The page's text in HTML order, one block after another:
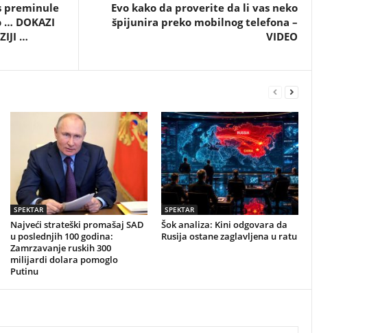
preminule
DOKAZI
…
Evo kako da proverite da li vas neko
špijunira preko mobilnog telefona –
VIDEO
SPEKTAR
Najveći strateški promašaj SAD
u poslednjih 100 godina:
Zamrzavanje ruskih 300
milijardi dolara pomoglo
Putinu
SPEKTAR
Šok analiza: Kini odgovara da
Rusija ostane zaglavljena u ratu